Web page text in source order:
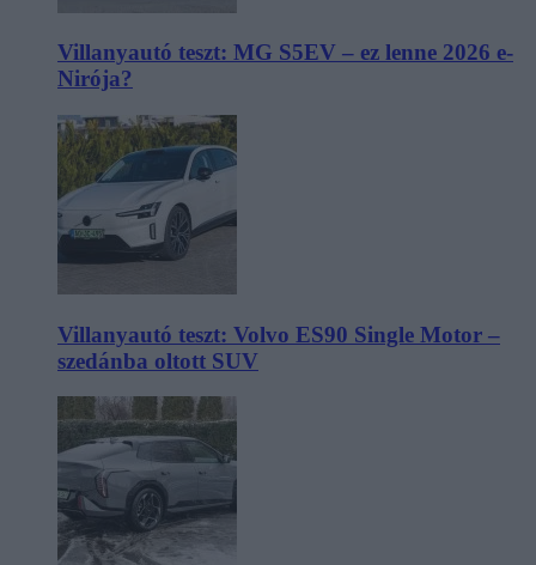
Villanyautó teszt: MG S5EV – ez lenne 2026 e-
Nirója?
Villanyautó teszt: Volvo ES90 Single Motor –
szedánba oltott SUV